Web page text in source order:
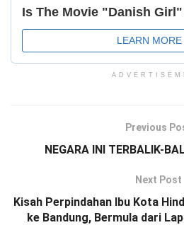
Previous
NEGARA INI TERBALIK-
Next Post
Kisah Perpindahan Ibu Kota
ke Bandung, Bermula dari